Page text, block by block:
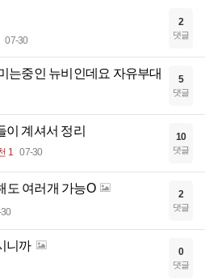
07-30
2
댓글
는중인 뉴비인데요 자유부대 5
댓글
이 계셔서 정리
1 07-30
10
댓글
도 여러개 가능O 2
댓글
니까 0
댓글